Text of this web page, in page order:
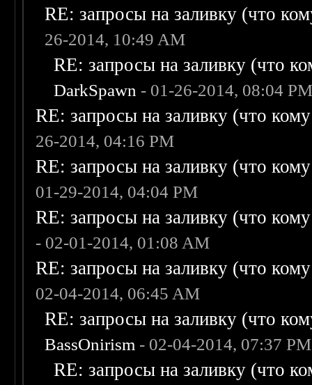
RE: запросы на заливку (что
26-2014, 10:49 AM
RE: запросы на заливку (что
DarkSpawn - 01-26-2014, 08:04
RE: запросы на заливку (что
26-2014, 04:16 PM
RE: запросы на заливку (что
01-29-2014, 04:04 PM
RE: запросы на заливку (что
- 02-01-2014, 01:08 AM
RE: запросы на заливку (что
02-04-2014, 06:45 AM
RE: запросы на заливку (что
BassOnirism - 02-04-2014, 07:37 PM
RE: запросы на заливку (что